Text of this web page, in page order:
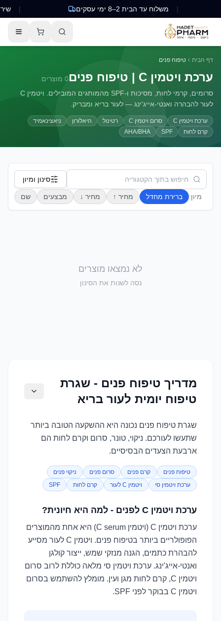
שירות משלוח עד הבית 2–8 ימי עסקים
דף הבית טיפוח פנים
ערכת ויטמין C | טיפוח פנים 0 מוצרים
סרומים, קרמי לחות, מסיכות ו-SPF מהמותגים המובילים. ויטמין C
לעור להבהרה ואנטי-אייג'ינג — לעור בריא ומבריק.
ערכת ויטמין C סרום ויטמין C רטינול היאלורון
ניאצינאמיד
קרם לחות
SPF
AHA/BHA
סינון ומיון
מיון: ברירת מחדל מחיר ↑ מחיר ↓ מבצעים שם
לא נמצאו מוצרים
נסה לשנות את הסינון
מדריך טיפוח פנים - שגרת
טיפוח יומית לעור בריא
שגרת טיפוח פנים נכונה היא ההשקעה הטובה ביותר
שתעשו לעורכם. ניקוי, טונר, סרום וקרם לחות הם
ארבעת הצעדים הבסיסיים.
טיפוח פנים קרם פנים סרום פנים
ניקוי פנים
ערכת ויטמין סי
ויטמין C לעור קרם לחות SPF
ערכת ויטמין C לפנים - למה היא חיונית?
ערכת ויטמין C (ויטמין C serum) היא אחת מהמוצרים
הפופולריים ביותר בטיפוח פנים. ויטמין C לעור מסייע
להבהרת כתמים, הגנה מנזקי שמש, ייצור קולגן
ואנטי-אייג'ינג. ערכת ויטמין סי מלאה כוללת לרוב סרום
ויטמין C, קרם לחות מגן ועין. מומלץ להשתמש בסרום
ויטמין C בבוקר לפני SPF.